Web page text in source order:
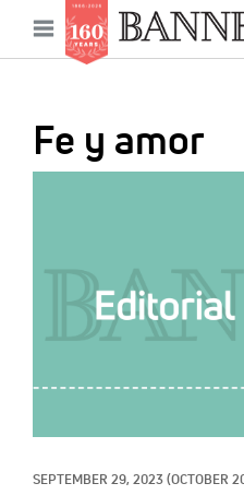
main
Open
Fe y amor
SEPTEMBER 29, 2023 (OCTOBER
Main
navigation
News
Features
As I Was Saying